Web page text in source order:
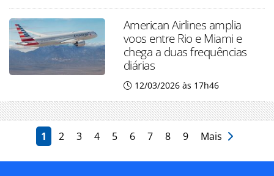
American Airlines amplia
voos entre Rio e Miami e
chega a duas frequências
diárias
12/03/2026 às 17h46
1 2 3 4 5 6 7 8 9 Mais